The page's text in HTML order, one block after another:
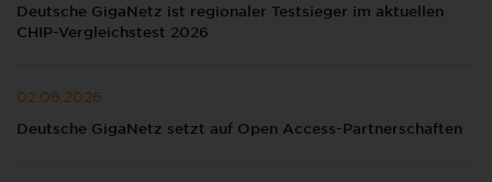
Deutsche GigaNetz ist regionaler Testsieger im aktuellen
CHIP-Vergleichstest 2026
02.06.2026
Deutsche GigaNetz setzt auf Open Access-Partnerschaften